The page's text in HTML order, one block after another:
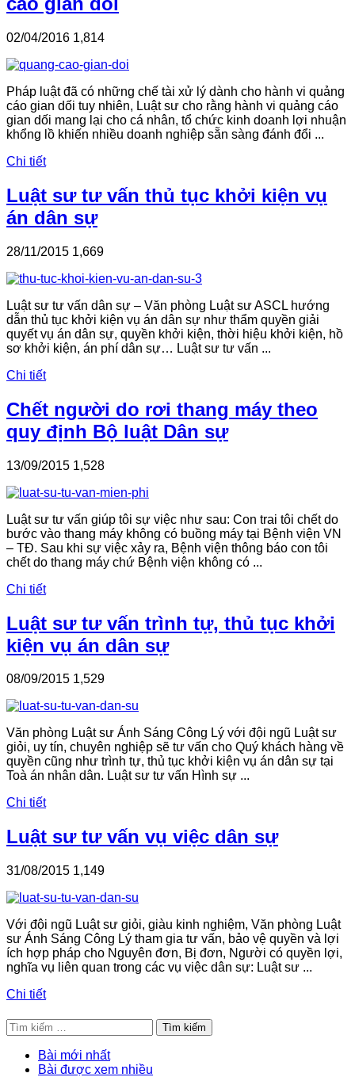
02/04/2016 1,814
Pháp luật đã có những chế tài xử lý dành cho hành vi quảng
cáo gian dối tuy nhiên, Luật sư cho rằng hành vi quảng cáo
gian dối mang lại cho cá nhân, tổ chức kinh doanh lợi nhuận
khổng lồ khiến nhiều doanh nghiệp sẵn sàng đánh đổi ...
Chi tiết
Luật sư tư vấn thủ tục khởi kiện vụ
án dân sự
28/11/2015 1,669
Luật sư tư vấn dân sự – Văn phòng Luật sư ASCL hướng
dẫn thủ tục khởi kiện vụ án dân sự như thẩm quyền giải
quyết vụ án dân sự, quyền khởi kiện, thời hiệu khởi kiện, hồ
sơ khởi kiện, án phí dân sự… Luật sư tư vấn ...
Chi tiết
Chết người do rơi thang máy theo
quy định Bộ luật Dân sự
13/09/2015 1,528
Luật sư tư vấn giúp tôi sự việc như sau: Con trai tôi chết do
bước vào thang máy không có buồng máy tại Bệnh viện VN
– TĐ. Sau khi sự việc xảy ra, Bệnh viện thông báo con tôi
chết do thang máy chứ Bệnh viện không có ...
Chi tiết
Luật sư tư vấn trình tự, thủ tục khởi
kiện vụ án dân sự
08/09/2015 1,529
Văn phòng Luật sư Ánh Sáng Công Lý với đội ngũ Luật sư
giỏi, uy tín, chuyên nghiệp sẽ tư vấn cho Quý khách hàng về
quyền cũng như trình tự, thủ tục khởi kiện vụ án dân sự tại
Toà án nhân dân. Luật sư tư vấn Hình sự ...
Chi tiết
Luật sư tư vấn vụ việc dân sự
31/08/2015 1,149
Với đội ngũ Luật sư giỏi, giàu kinh nghiệm, Văn phòng Luật
sư Ánh Sáng Công Lý tham gia tư vấn, bảo vệ quyền và lợi
ích hợp pháp cho Nguyên đơn, Bị đơn, Người có quyền lợi,
nghĩa vụ liên quan trong các vụ việc dân sự: Luật sư ...
Chi tiết
Tìm
kiếm
cho:
Bài mới nhất
Bài được xem nhiều